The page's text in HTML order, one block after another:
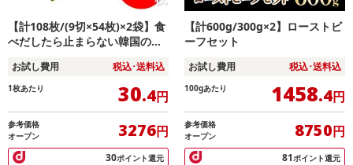
【計108枚/(9切×54枚)×2袋】食
べだしたら止まらない韓国のり
お試し費用 税込･送料込
1枚あたり 30.4円
参考価格
オープン
3276円
30ポイント還元
【計600g/300g×2】ローストビ
ーフセット
お試し費用 税込･送料込
100gあたり 1458.4円
参考価格
オープン
8750円
81 ポイント還元